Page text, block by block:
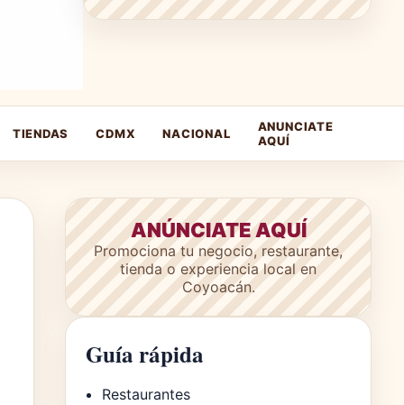
TIENDAS CDMX NACIONAL
ANUNCIATE
AQUÍ
ANÚNCIATE AQUÍ
Promociona tu negocio, restaurante,
tienda o experiencia local en
Coyoacán.
Guía rápida
Restaurantes